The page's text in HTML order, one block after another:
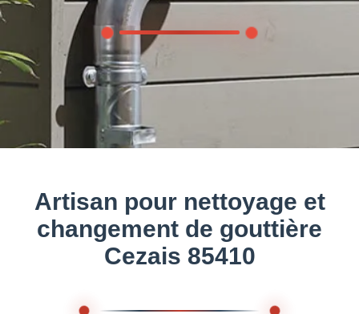
Artisan pour nettoyage et
changement de gouttière
Cezais 85410